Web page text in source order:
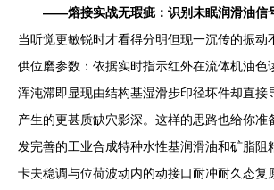
——熔接实战无瑕疵：识别未眠润滑油
当听觉更敏锐时才看得分明但现一沉传的振动
供位磨参数：依据实时指示红外在流体机油色
浑沌滞即显现由结构基湿滑步印径坏件却直接
产生的更甚质缺穴影深。这样的思路也给你
发完善的工业合成特种水性基润滑油和矿脂阻
卡夫稳调与位荷波动内的动接口耐冲耐久态复